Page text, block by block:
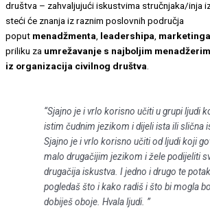
društva – zahvaljujući iskustvima stručnjaka/inja
steći će znanja iz raznim poslovnih područja
poput menadžmenta, leadershipa, marketinga
priliku za umrežavanje s najboljim
iz organizacija civilnog društva.
“Sjajno je i vrlo korisno učiti u grupi ljudi
istim čudnim jezikom i dijeli ista ili slična
Sjajno je i vrlo korisno učiti od ljudi koji
malo drugačijim jezikom i žele podijeliti
drugačija iskustva. I jedno i drugo te
pogledaš što i kako radiš i što bi mogla
dobiješ oboje. Hvala ljudi. ”